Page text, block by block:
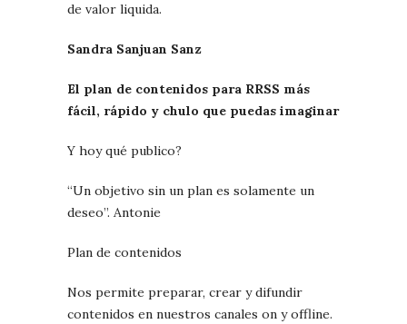
de valor liquida.
Sandra Sanjuan Sanz
El plan de contenidos para RRSS más
fácil, rápido y chulo que puedas imaginar
Y hoy qué publico?
“Un objetivo sin un plan es solamente un
deseo”. Antonie
Plan de contenidos
Nos permite preparar, crear y difundir
contenidos en nuestros canales on y offline.